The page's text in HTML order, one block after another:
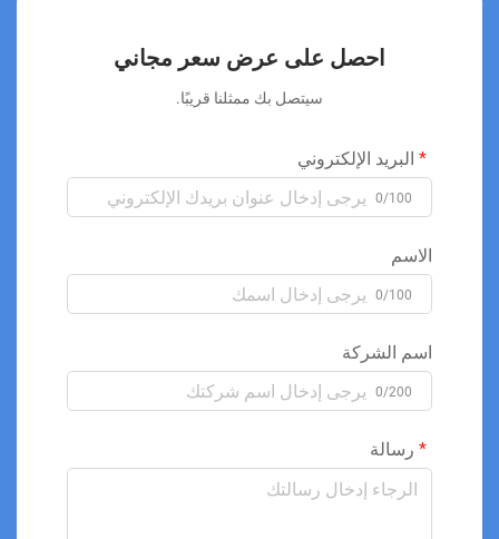
احصل على عرض سعر مجاني
سيتصل بك ممثلنا قريبًا.
البريد الإلكتروني
0/100
الاسم
0/100
اسم الشركة
0/200
رسالة